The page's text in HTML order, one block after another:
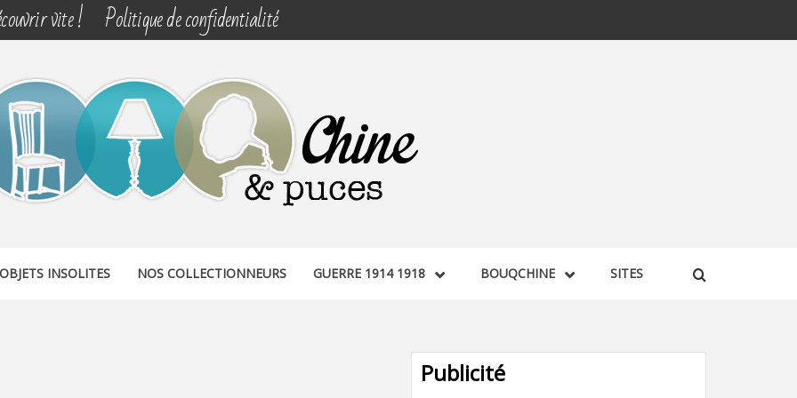
vite ! Politique de confidentialité
PUCES
OBJETS INSOLITES NOS COLLECTIONNEURS GUERRE 1914 1918 BOUQCHINE SITES
Publicité